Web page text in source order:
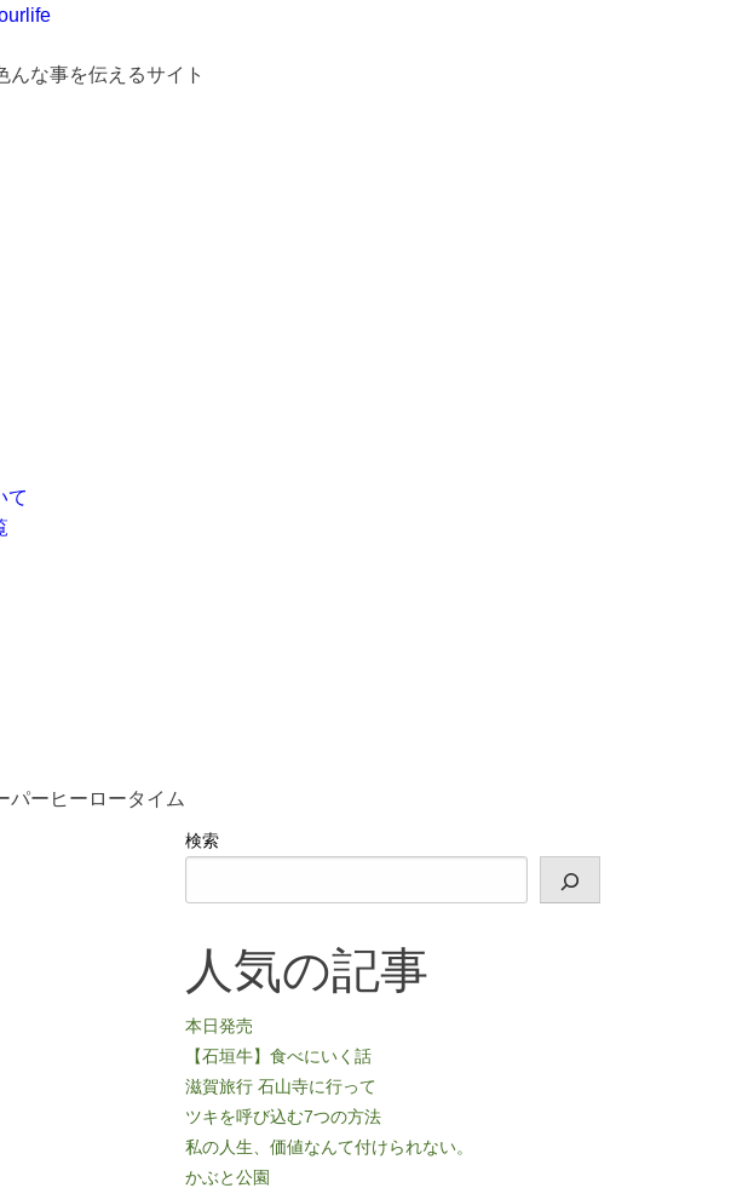
んな事を伝えるサイト
て
パーヒーロータイム
検索
人気の記事
本日発売
【石垣牛】食べにいく話
滋賀旅行 石山寺に行って
ツキを呼び込む7つの方法
私の人生、価値なんて付けられない。
かぶと公園